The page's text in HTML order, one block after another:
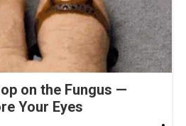
on the Fungus —
Your Eyes